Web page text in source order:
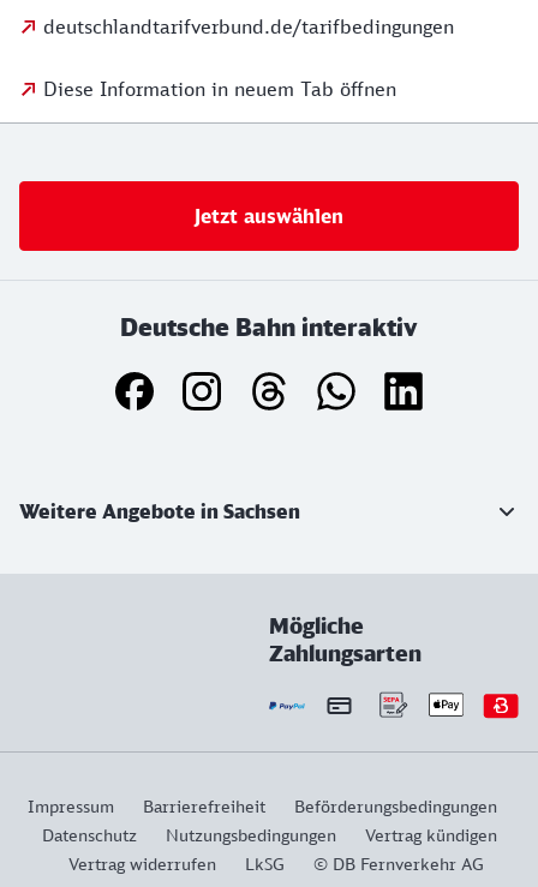
deutschlandtarifverbund.de/tarifbedingungen
Diese Information in neuem Tab öffnen
Jetzt auswählen
Deutsche Bahn interaktiv
Weitere Angebote in Sachsen
Mögliche
Zahlungsarten
Impressum Barrierefreiheit
Beförderungsbedingungen
Datenschutz
Nutzungsbedingungen
Vertrag kündigen
Vertrag widerrufen
LkSG © DB Fernverkehr AG